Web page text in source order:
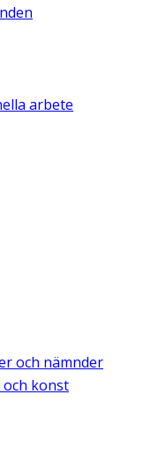
arbete
och nämnder
och konst